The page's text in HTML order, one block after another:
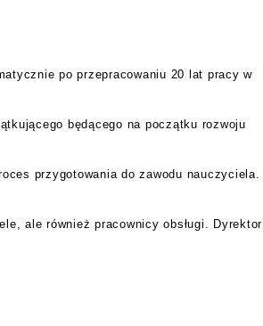
po przepracowaniu 20 lat pracy w
będącego na początku rozwoju
przygotowania do zawodu nauczyciela.
ale również pracownicy obsługi. Dyrektor